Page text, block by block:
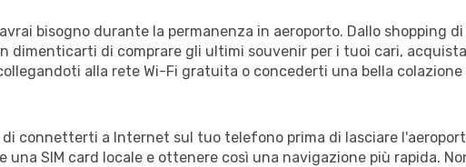
bisogno durante la permanenza in aeroporto. Dallo shopping
dimenticarti di comprare gli ultimi souvenir per i tuoi cari,
alla rete Wi-Fi gratuita o concederti una bella colazione
connetterti a Internet sul tuo telefono prima di lasciare
una SIM card locale e ottenere così una navigazione più rapida.